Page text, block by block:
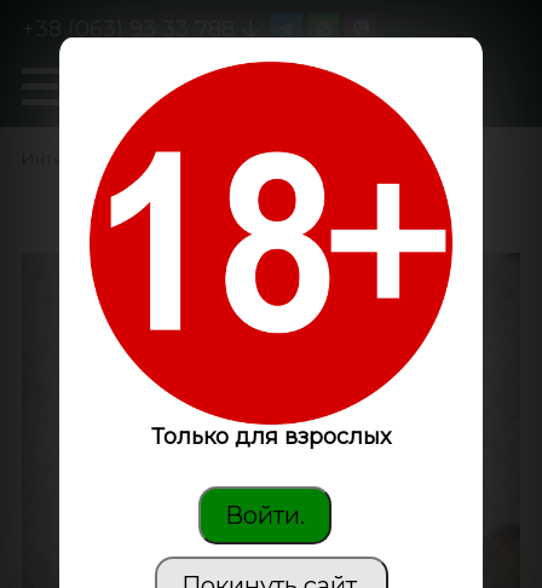
GanjaLiveSeeds
Только для взрослых
Войти.
Интернет-магазин Споры псилоцибиновых грибов
Tasmanian